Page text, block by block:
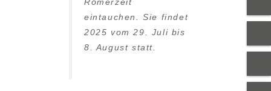
eintauchen. Sie findet
2025 vom 29. Juli bis
8. August statt.